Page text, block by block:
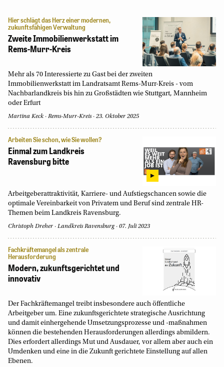
Hier schlägt das Herz einer modernen,
zukunftsfähigen Verwaltung
Zweite Immobilienwerkstatt im
Rems-Murr-Kreis
Mehr als 70 Interessierte zu Gast bei der zweiten
Immobilienwerkstatt im Landratsamt Rems-Murr-Kreis - vom
Nachbarlandkreis bis hin zu Großstädten wie Stuttgart, Mannheim
oder Erfurt
Martina Keck Rems-Murr-Kreis 23. Oktober 2025
Arbeiten Sie schon, wie Sie wollen?
Einmal zum Landkreis
Ravensburg bitte
Arbeitgeberattraktivität, Karriere- und Aufstiegschancen sowie die
optimale Vereinbarkeit von Privatem und Beruf sind zentrale HR-
Themen beim Landkreis Ravensburg.
Christoph Dreher Landkreis Ravensburg 07. Juli 2023
Fachkräftemangel als zentrale
Herausforderung
Modern, zukunftsgerichtet und
innovativ
Der Fachkräftemangel treibt insbesondere auch öffentliche
Arbeitgeber um. Eine zukunftsgerichtete strategische Ausrichtung
und damit einhergehende Umsetzungsprozesse und -maßnahmen
können die bestehenden Herausforderungen allerdings abmildern.
Dies erfordert allerdings Mut und Ausdauer, vor allem aber auch ein
Umdenken und eine in die Zukunft gerichtete Einstellung auf allen
Ebenen.